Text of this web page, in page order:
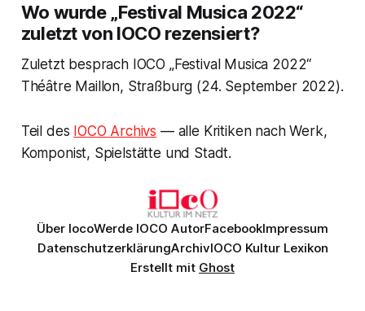
Wo wurde „Festival Musica 2022“
zuletzt von IOCO rezensiert?
Zuletzt besprach IOCO „Festival Musica 2022“
Théâtre Maillon, Straßburg (24. September 2022).
Teil des IOCO Archivs — alle Kritiken nach Werk,
Komponist, Spielstätte und Stadt.
Über IocoWerde IOCO AutorFacebookImpressum
DatenschutzerklärungArchivIOCO Kultur Lexikon
Erstellt mit Ghost